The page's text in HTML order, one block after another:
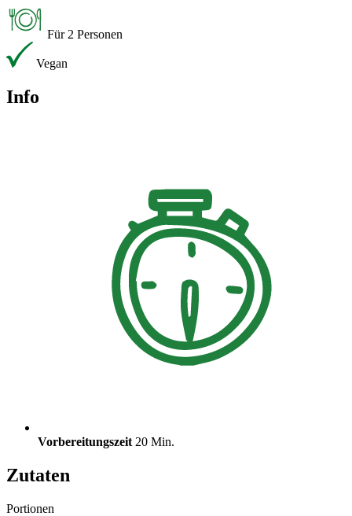
Für 2 Personen
Vegan
Info
Vorbereitungszeit 20 Min.
Zutaten
Portionen